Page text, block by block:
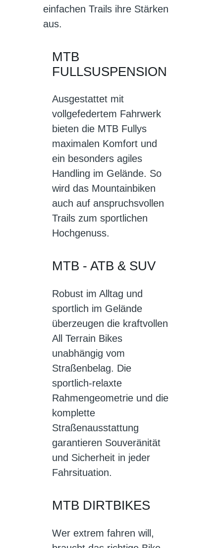
einfachen Trails ihre Stärken
aus.
MTB
FULLSUSPENSION
Ausgestattet mit
vollgefedertem Fahrwerk
bieten die MTB Fullys
maximalen Komfort und
ein besonders agiles
Handling im Gelände. So
wird das Mountainbiken
auch auf anspruchsvollen
Trails zum sportlichen
Hochgenuss.
MTB - ATB & SUV
Robust im Alltag und
sportlich im Gelände
überzeugen die kraftvollen
All Terrain Bikes
unabhängig vom
Straßenbelag. Die
sportlich-relaxte
Rahmengeometrie und die
komplette
Straßenausstattung
garantieren Souveränität
und Sicherheit in jeder
Fahrsituation.
MTB DIRTBIKES
Wer extrem fahren will,